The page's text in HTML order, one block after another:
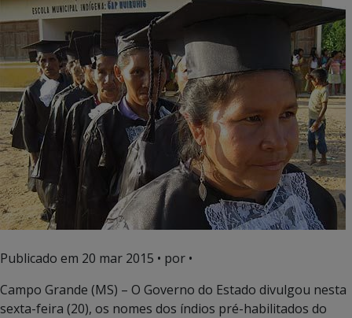
Publicado em 20 mar 2015 • por •
Campo Grande (MS) – O Governo do Estado divulgou nesta
sexta-feira (20), os nomes dos índios pré-habilitados do